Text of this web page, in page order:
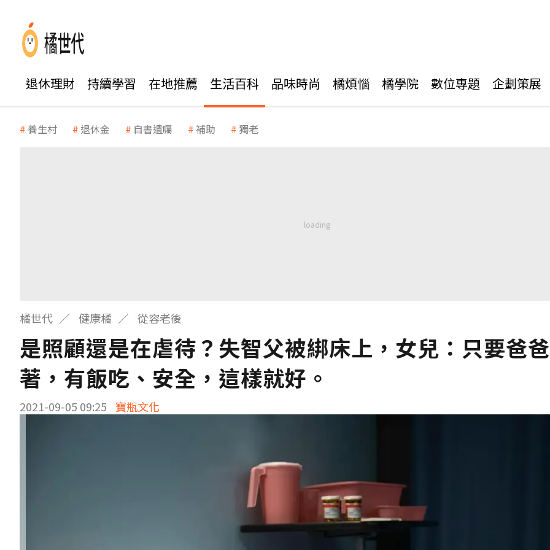
退休理財 持續學習 在地推薦 生活百科 品味時尚 橘煩惱 橘學院 數位專題 企劃策展
養生村 退休金 自書遺囑 補助 獨老
橘世代 健康橘 從容老後
是照顧還是在虐待？失智父被綁床上，女兒：只要爸
著，有飯吃、安全，這樣就好。
2021-09-05 09:25 寶瓶文化